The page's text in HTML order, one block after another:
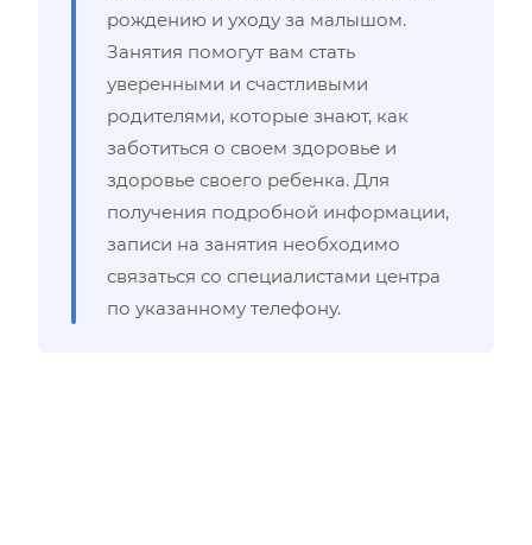
рождению и уходу за малышом.
Занятия помогут вам стать
уверенными и счастливыми
родителями, которые знают, как
заботиться о своем здоровье и
здоровье своего ребенка. Для
получения подробной информации,
записи на занятия необходимо
связаться со специалистами центра
по указанному телефону.